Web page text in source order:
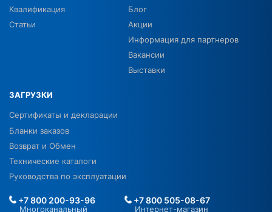
Квалификация
Статьи
Блог
Акции
Информация для партнеров
Вакансии
Выставки
ЗАГРУЗКИ
Сертификаты и декларации
Бланки заказов
Возврат и Обмен
Технические каталоги
Руководства по эксплуатации
+7 800 200-93-96
Многоканальный
+7 800 505-08-67
Интернет-магазин